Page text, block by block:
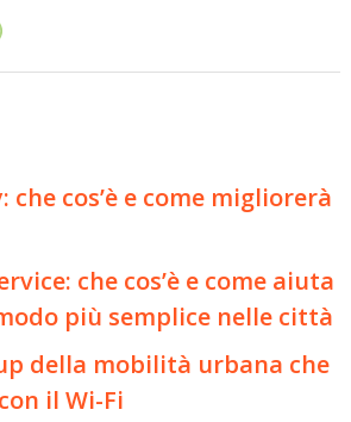
cos’è e come migliorerà
che cos’è e come aiuta
più semplice nelle città
della mobilità urbana che
il Wi-Fi